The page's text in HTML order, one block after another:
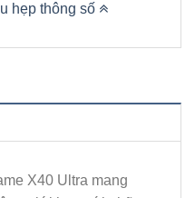
hẹp thông số
X40 Ultra mang